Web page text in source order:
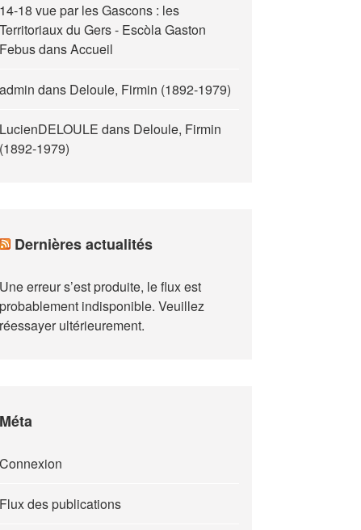
14-18 vue par les Gascons : les
Territoriaux du Gers - Escòla Gaston
FebusdansAccueil
admin dans Deloule, Firmin (1892-1979)
LucienDELOULE dans Deloule, Firmin
(1892-1979)
Dernières actualités
Une erreur s’est produite, le flux est
probablement indisponible. Veuillez
réessayer ultérieurement.
Méta
Connexion
Flux des publications